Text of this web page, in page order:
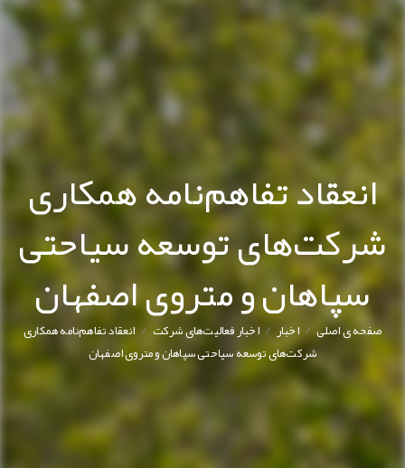
انعقاد تفاهم‌نامه همکاری
شرکت‌های توسعه سیاحتی
سپاهان و متروی اصفهان
صفحه ی اصلی/اخبار/ اخبار فعالیت‌های شرکت/ انعقاد تفاهم‌نامه همکاری
شرکت‌های توسعه سیاحتی سپاهان و متروی اصفهان